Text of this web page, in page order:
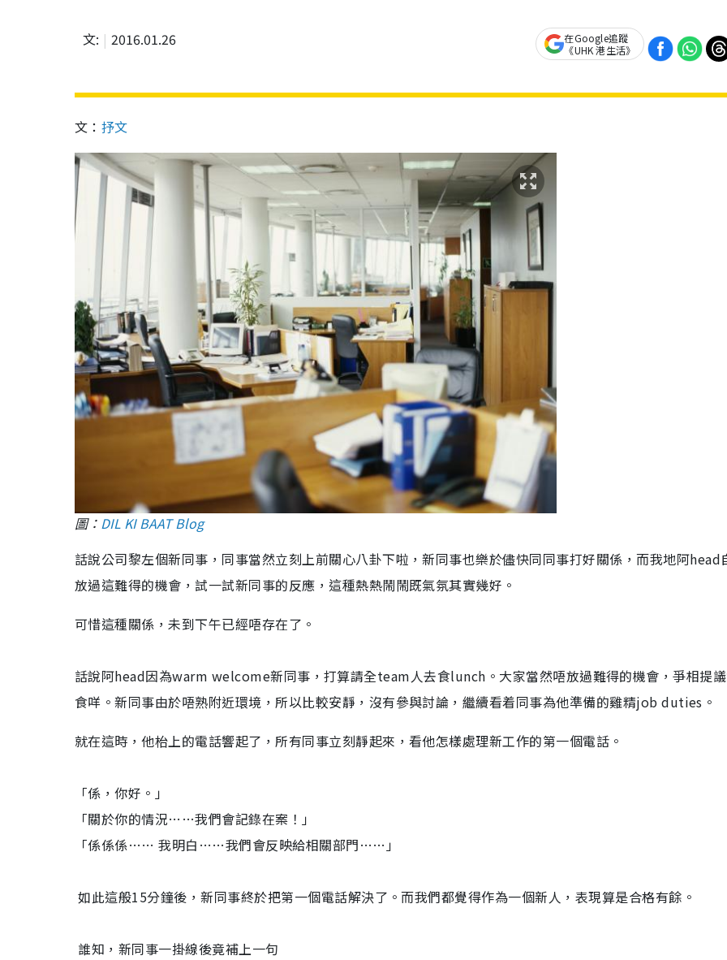
文: 2016.01.26
在Google追蹤
《UHK 港生活》
文： 抒文
圖： DIL KI BAAT Blog
話說公司黎左個新同事，同事當然立刻上前關心八卦下啦，新同事也樂於儘快同同事打好關係，而我地阿head
放過這難得的機會，試一試新同事的反應，這種熱熱鬧鬧既氣氛其實幾好。
可惜這種關係，未到下午已經唔存在了。
話說阿head因為warm welcome新同事，打算請全team人去食lunch。大家當然唔放過難得的機會，爭相提
食咩。新同事由於唔熟附近環境，所以比較安靜，沒有參與討論，繼續看着同事為他準備的雞精job duties。
就在這時，他枱上的電話響起了，所有同事立刻靜起來，看他怎樣處理新工作的第一個電話。
「係，你好。」
「關於你的情況……我們會記錄在案！」
「係係係…… 我明白……我們會反映給相關部門……」
如此這般15分鐘後，新同事終於把第一個電話解決了。而我們都覺得作為一個新人，表現算是合格有餘。
誰知，新同事一掛線後竟補上一句